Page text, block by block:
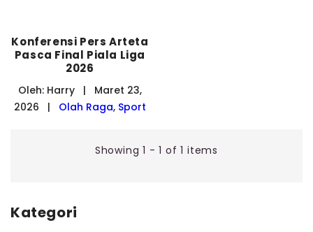
Kategori
Konferensi Pers Arteta
Pasca Final Piala Liga
2026
Oleh: Harry | Maret 23,
2026 | Olah Raga, Sport
Showing 1 - 1 of 1 items